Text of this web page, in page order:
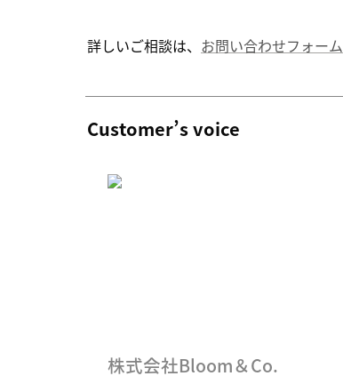
詳しいご相談は、 お問い合わせフォーム
Customer’s voice
株式会社Bloom＆Co.
株式会社Bloom＆Co.